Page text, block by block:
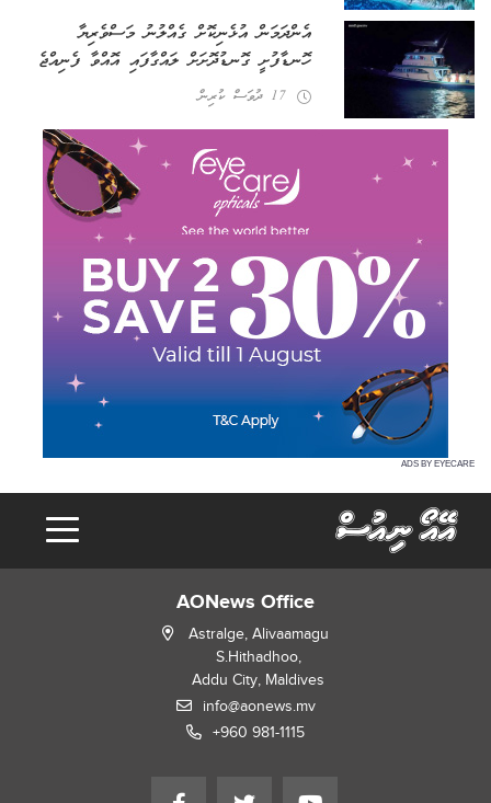
އެންދަމަން އުޅެނިކޮށް ގެއްލުނު މަސްވެރިޔާ
ހޮނޑާފުށީ ގޮނޑުދޮށަށް ލައްގާފައި އޮއްވާ ފެނިއްޖެ
17 ދުވަސް ކުރިން
ADS BY EYECARE
AONews Office
Astralge, Alivaamagu
S.Hithadhoo,
Addu City, Maldives
info@aonews.mv
+960 981-1115